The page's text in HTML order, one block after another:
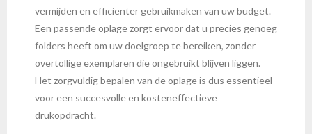
vermijden en efficiënter gebruikmaken van uw budget.
Een passende oplage zorgt ervoor dat u precies genoeg
folders heeft om uw doelgroep te bereiken, zonder
overtollige exemplaren die ongebruikt blijven liggen.
Het zorgvuldig bepalen van de oplage is dus essentieel
voor een succesvolle en kosteneffectieve
drukopdracht.